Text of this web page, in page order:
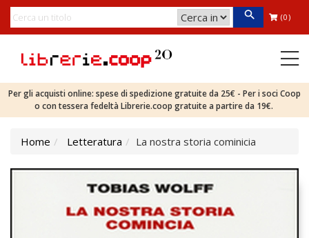
(0)
Per gli acquisti online: spese di spedizione gratuite da 25€ - Per i soci Coop
o con tessera fedeltà Librerie.coop gratuite a partire da 19€.
Home Letteratura La nostra storia cominicia